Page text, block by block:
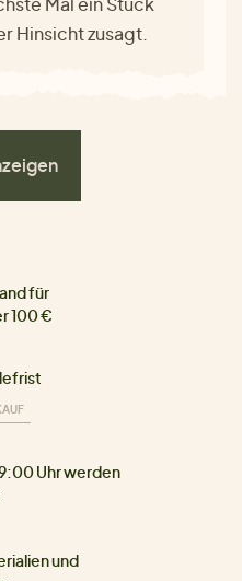
Hinsicht zusagt.
für
100 €
Uhr werden
und